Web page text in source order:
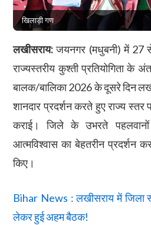
खिलाड़ी गण
लखीसराय:जयनगर (मधुबनी) में 27
राज्यस्तरीय कुश्ती प्रतियोगिता
बालक/बालिका 2026 के दूसरे दिन
शानदार प्रदर्शन करते हुए राज्य
कराई। जिले के उभरते
आत्मविश्वास का बेहतरीन
किए।
Bihar News : लखीसराय में जिला
लेकर हुई अहम बैठक!